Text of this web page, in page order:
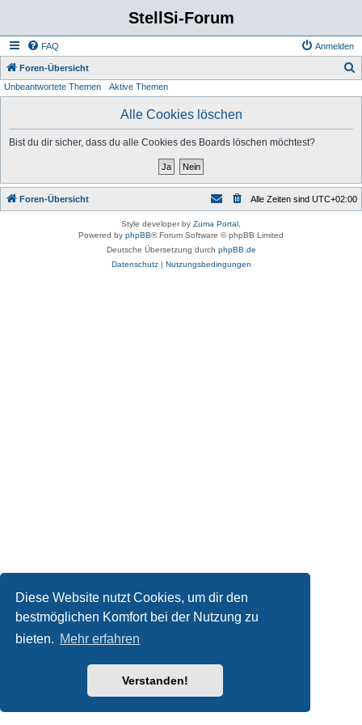
Diese Website nutzt Cookies, um dir den
bestmöglichen Komfort bei der Nutzung zu
bieten. Mehr erfahren
Verstanden!
StellSi-Forum
FAQ Anmelden
Foren-Übersicht
Unbeantwortete Themen Aktive Themen
Alle Cookies löschen
Bist du dir sicher, dass du alle Cookies des Boards löschen möchtest?
Foren-Übersicht Alle Zeiten sind UTC+02:00
Style developer by Zuma Portal
Powered by phpBB® Forum Software © phpBB Limited
Deutsche Übersetzung durch phpBB.de
Datenschutz| Nutzungsbedingungen